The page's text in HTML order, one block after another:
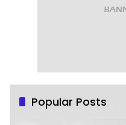
Popular Posts